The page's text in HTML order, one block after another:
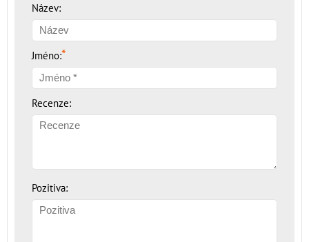
Název:
Jméno:*
Recenze:
Pozitiva: